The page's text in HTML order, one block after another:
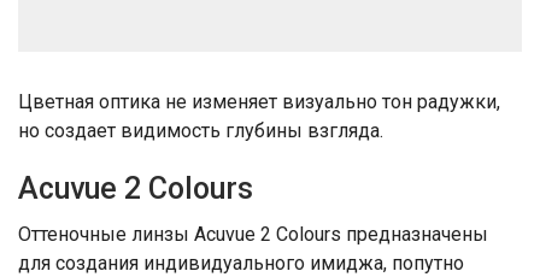
Цветная оптика не изменяет визуально тон радужки,
но создает видимость глубины взгляда.
Acuvue 2 Colours
Оттеночные линзы Acuvue 2 Colours предназначены
для создания индивидуального имиджа, попутно